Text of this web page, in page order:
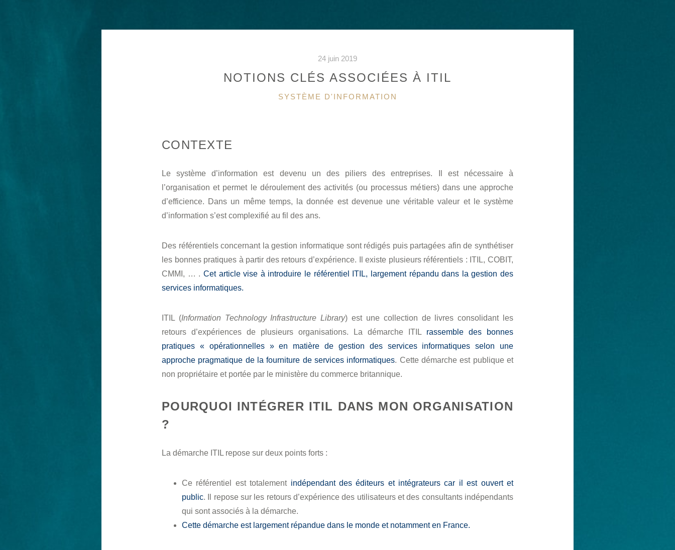
24 juin 2019
NOTIONS CLÉS ASSOCIÉES À ITIL
CATÉGORIES
SYSTÈME D'INFORMATION
CONTEXTE
Le système d’information est devenu un des piliers des entreprises. Il est nécessaire à
l’organisation et permet le déroulement des activités (ou processus métiers) dans une approche
d’efficience. Dans un même temps, la donnée est devenue une véritable valeur et le système
d’information s’est complexifié au fil des ans.
Des référentiels concernant la gestion informatique sont rédigés puis partagées afin de synthétiser
les bonnes pratiques à partir des retours d’expérience. Il existe plusieurs référentiels : ITIL, COBIT,
CMMI, … . Cet article vise à introduire le référentiel ITIL, largement répandu dans la gestion des
services informatiques.
ITIL (Information Technology Infrastructure Library) est une collection de livres consolidant les
retours d’expériences de plusieurs organisations. La démarche ITIL rassemble des bonnes
pratiques « opérationnelles » en matière de gestion des services informatiques selon une
approche pragmatique de la fourniture de services informatiques. Cette démarche est publique et
non propriétaire et portée par le ministère du commerce britannique.
POURQUOI INTÉGRER ITIL DANS MON ORGANISATION
?
La démarche ITIL repose sur deux points forts :
Ce référentiel est totalementindépendant des éditeurs et intégrateurs car il est ouvert et
public. Il repose sur les retours d’expérience des utilisateurs et des consultants indépendants
qui sont associés à la démarche.
Cette démarche est largement répandue dans le monde et notamment en France.